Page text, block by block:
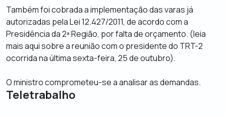
Também foi cobrada a implementação das varas já
autorizadas pela Lei 12.427/2011, de acordo com a
Presidência da 2ª Região, por falta de orçamento. (leia
mais aqui sobre a reunião com o presidente do TRT-2
ocorrida na última sexta-feira, 25 de outubro).
O ministro comprometeu-se a analisar as demandas.
Teletrabalho